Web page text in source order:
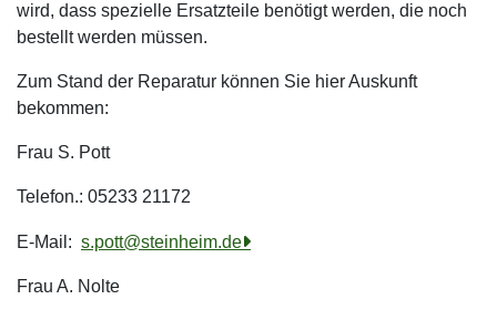
wird, dass spezielle Ersatzteile benötigt werden, die noch
bestellt werden müssen.
Zum Stand der Reparatur können Sie hier Auskunft
bekommen:
Frau S. Pott
Telefon.: 05233 21172
E-Mail: s.pott@steinheim.de
Frau A. Nolte